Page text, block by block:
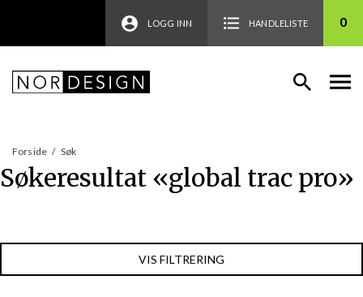
LOGG INN HANDLELISTE 0
Forside / Søk
Søkeresultat «global trac pro»
VIS FILTRERING